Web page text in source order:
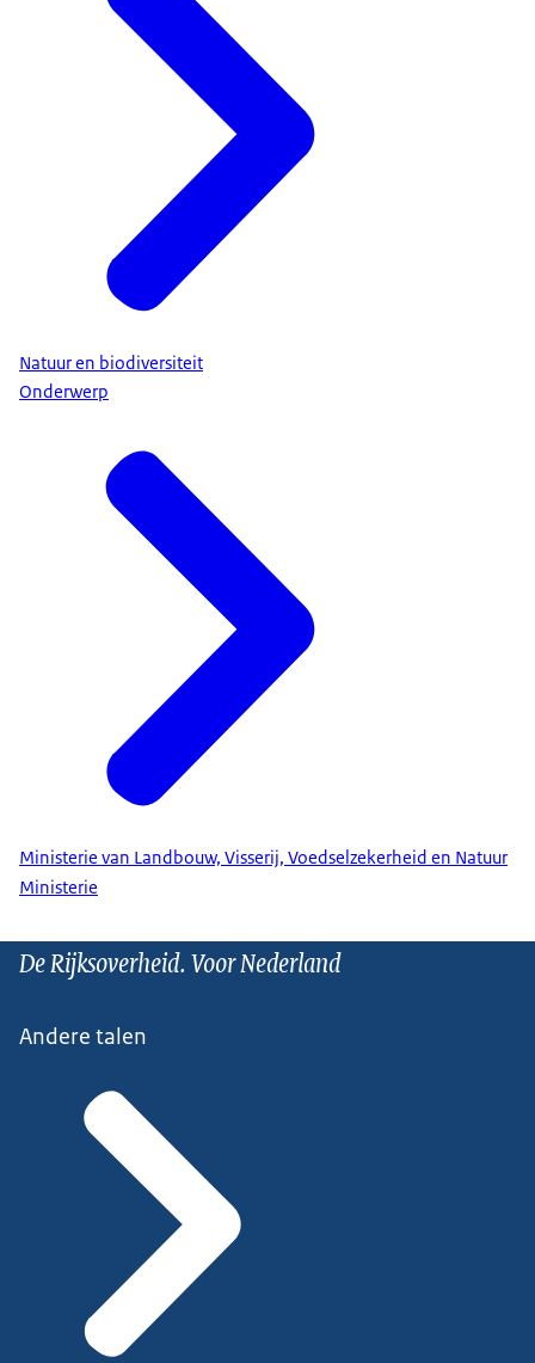
Natuur en biodiversiteit
Onderwerp
Ministerie van Landbouw, Visserij, Voedselzekerheid en Natuur
Ministerie
De Rijksoverheid. Voor Nederland
Andere talen